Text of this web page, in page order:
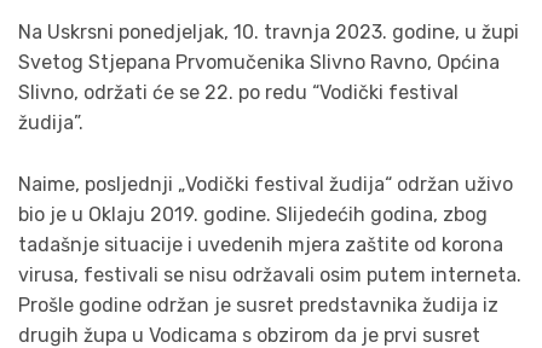
Na Uskrsni ponedjeljak, 10. travnja 2023. godine, u župi
Svetog Stjepana Prvomučenika Slivno Ravno, Općina
Slivno, održati će se 22. po redu “Vodički festival
žudija”.
Naime, posljednji „Vodički festival žudija“ održan uživo
bio je u Oklaju 2019. godine. Slijedećih godina, zbog
tadašnje situacije i uvedenih mjera zaštite od korona
virusa, festivali se nisu održavali osim putem interneta.
Prošle godine održan je susret predstavnika žudija iz
drugih župa u Vodicama s obzirom da je prvi susret